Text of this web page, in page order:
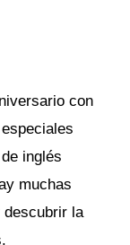
con
inglés
muchas
descubrir la